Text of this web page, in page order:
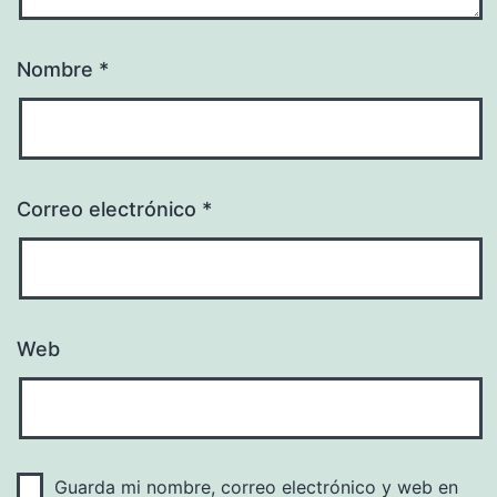
Nombre *
Correo electrónico *
Web
Guarda mi nombre, correo electrónico y web en